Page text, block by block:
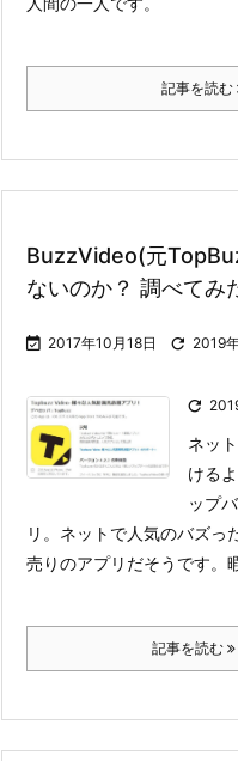
記事を読む
BuzzVideo(元
ないのか？ 調べてみ
 2017年10月18日  2019

ネッ
ける
ップ
リ。ネットで人気のバズっ
売りのアプリだそうです。
記事を読む